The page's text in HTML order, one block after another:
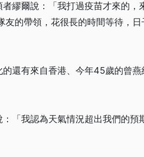
繆爾說：「我打過疫苗才來的
友的帶領，花很長的時間等待，
的還有來自香港、今年45歲的曾
「我認為天氣情況超出我們的